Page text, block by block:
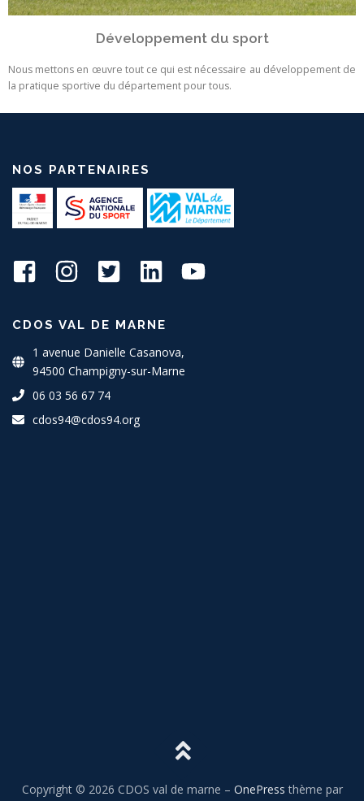
Développement du sport
Nous mettons en œuvre tout ce qui est nécessaire au développement de
la pratique sportive du département pour tous.
NOS PARTENAIRES
CDOS VAL DE MARNE
1 avenue Danielle Casanova,
94500 Champigny-sur-Marne
06 03 56 67 74
cdos94@cdos94.org
Copyright © 2026 CDOS val de marne – OnePress thème par